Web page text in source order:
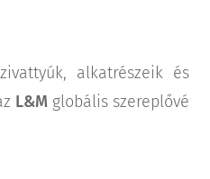
alkatrészeik és
L&Mglobális szereplővé